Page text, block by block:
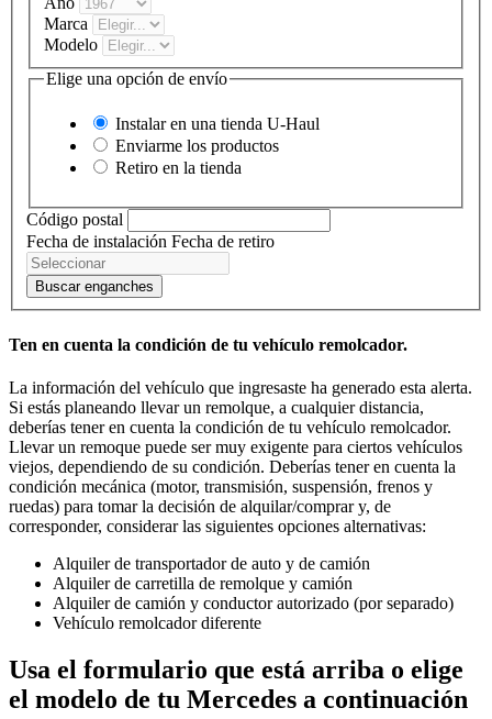
Marca
Modelo
Elige una opción de envío
Instalar en una tienda U-Haul
Enviarme los productos
Retiro en la tienda
Código postal
Fecha de instalación Fecha de retiro
Buscar enganches
Ten en cuenta la condición de tu vehículo remolcador.
La información del vehículo que ingresaste ha generado esta alerta.
Si estás planeando llevar un remolque, a cualquier distancia,
deberías tener en cuenta la condición de tu vehículo remolcador.
Llevar un remoque puede ser muy exigente para ciertos vehículos
viejos, dependiendo de su condición. Deberías tener en cuenta la
condición mecánica (motor, transmisión, suspensión, frenos y
ruedas) para tomar la decisión de alquilar/comprar y, de
corresponder, considerar las siguientes opciones alternativas:
Alquiler de transportador de auto y de camión
Alquiler de carretilla de remolque y camión
Alquiler de camión y conductor autorizado (por separado)
Vehículo remolcador diferente
Usa el formulario que está arriba o elige
el modelo de tu Mercedes a continuación